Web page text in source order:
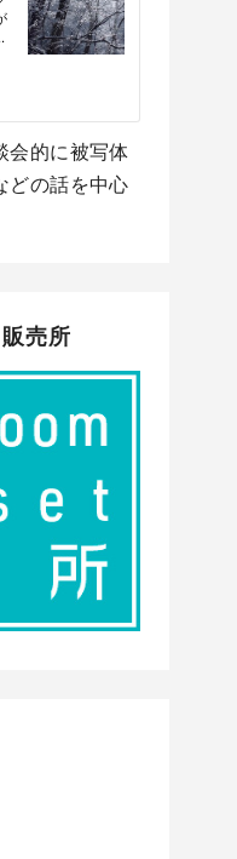
会的に被写体
どの話を中心
売所